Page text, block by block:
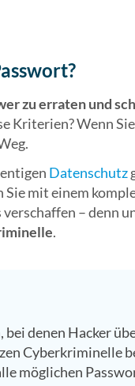
zu erraten und
Kriterien? Wenn
Datenschutz
mit einem
– denn
.
denen Hacker
Cyberkriminelle
möglichen